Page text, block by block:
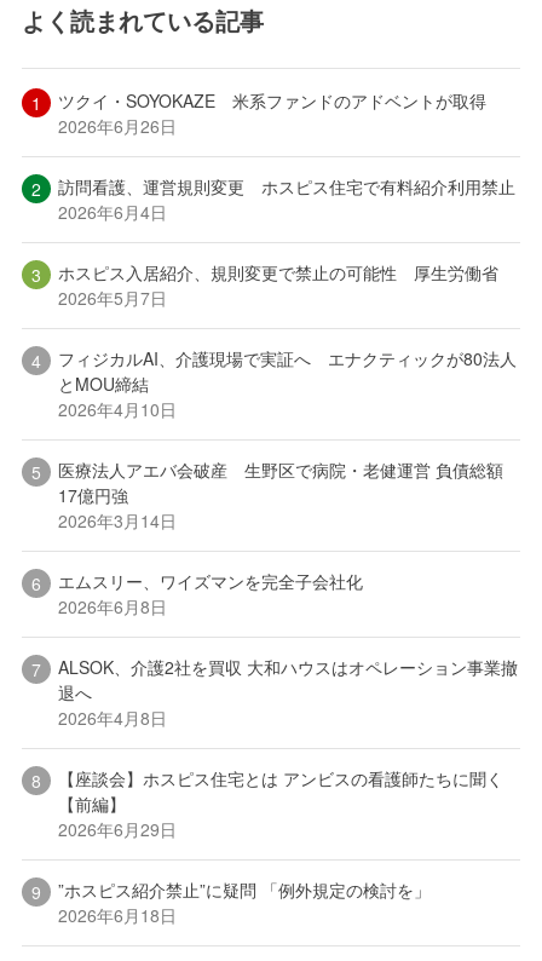
よく読まれている記事
ツクイ・SOYOKAZE 米系ファンドのアドベントが取得
2026年6月26日
訪問看護、運営規則変更 ホスピス住宅で有料紹介利用禁止
2026年6月4日
ホスピス入居紹介、規則変更で禁止の可能性 厚生労働省
2026年5月7日
フィジカルAI、介護現場で実証へ エナクティックが80法人
とMOU締結
2026年4月10日
医療法人アエバ会破産 生野区で病院・老健運営 負債総額
17億円強
2026年3月14日
エムスリー、ワイズマンを完全子会社化
2026年6月8日
ALSOK、介護2社を買収 大和ハウスはオペレーション事業撤
退へ
2026年4月8日
【座談会】ホスピス住宅とは アンビスの看護師たちに聞く
【前編】
2026年6月29日
”ホスピス紹介禁止”に疑問 「例外規定の検討を」
2026年6月18日